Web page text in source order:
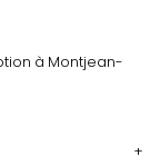
à Montjean-